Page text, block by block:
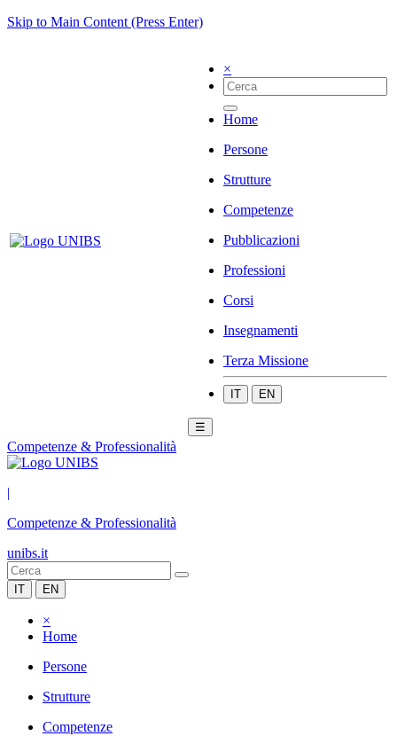
Skip to Main Content (Press Enter)
×
Home
Persone
Strutture
Competenze
Pubblicazioni
Professioni
Corsi
Insegnamenti
Terza Missione
IT EN
☰
Competenze & Professionalità
|
Competenze & Professionalità
unibs.it
IT EN
×
Home
Persone
Strutture
Competenze